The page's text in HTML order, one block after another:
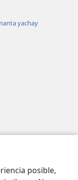
posible,
yachay